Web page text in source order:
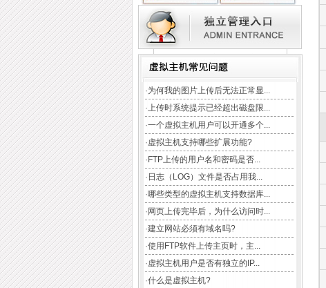
TAG: 域名注册
·为何我的图片上传后无法正常显...
·上传时系统提示已经超出磁盘限...
·一个虚拟主机用户可以开通多个...
·虚拟主机支持哪些扩展功能?
· FTP上传的用户名和密码是否...
· 日志（LOG）文件是否占用我...
·哪些类型的虚拟主机支持数据库...
· 网页上传完毕后，为什么访问时...
·建立网站必须有域名吗?
·使用FTP软件上传主页时，主...
·虚拟主机用户是否有独立的IP...
·什么是虚拟主机?